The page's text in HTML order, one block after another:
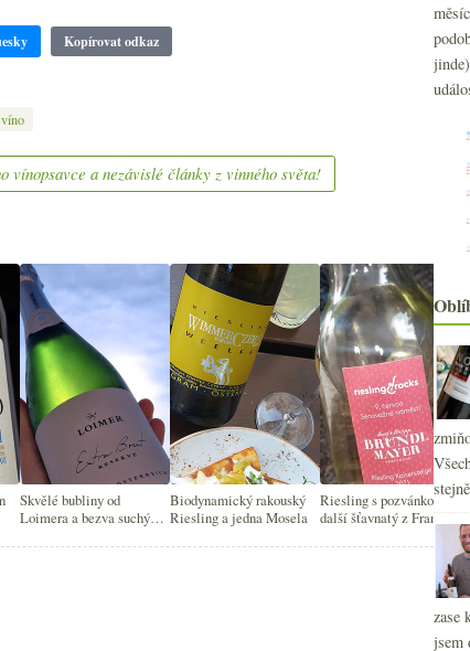
Kopírovat odkaz
víno
vínopsavce a nezávislé články z vinného světa!
Skvělé bubliny od
Loimera a bezva suchý
Biodynamický rakouský
Riesling a jedna Mosela
Riesling s pozvánkou a
další šťavnatý z Frank
►
►
►
►
►
►
►
zase
jsem